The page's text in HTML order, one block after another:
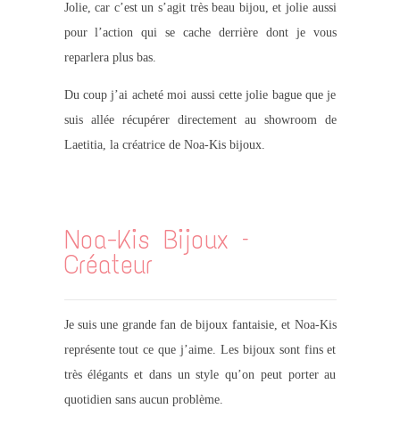
Jolie, car c’est un s’agit très beau bijou, et jolie aussi
pour l’action qui se cache derrière dont je vous
reparlera plus bas.
Du coup j’ai acheté moi aussi cette jolie bague que je
suis allée récupérer directement au showroom de
Laetitia, la créatrice de Noa-Kis bijoux.
Noa-Kis Bijoux –
Créateur
Je suis une grande fan de bijoux fantaisie, et Noa-Kis
représente tout ce que j’aime. Les bijoux sont fins et
très élégants et dans un style qu’on peut porter au
quotidien sans aucun problème.